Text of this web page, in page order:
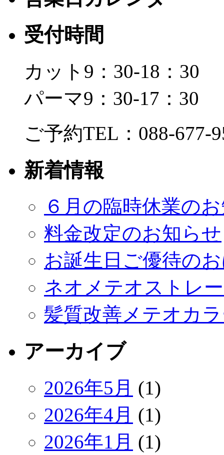
受付時間
カット9：30-18：30
パーマ9：30-17：30
ご予約TEL：088-677-
新着情報
６月の臨時休業の
料金改定のお知らせ
お誕生日ご優待の
ネオメテオストレ
髪質改善メテオカ
アーカイブ
2026年5月 (1)
2026年4月 (1)
2026年1月 (1)